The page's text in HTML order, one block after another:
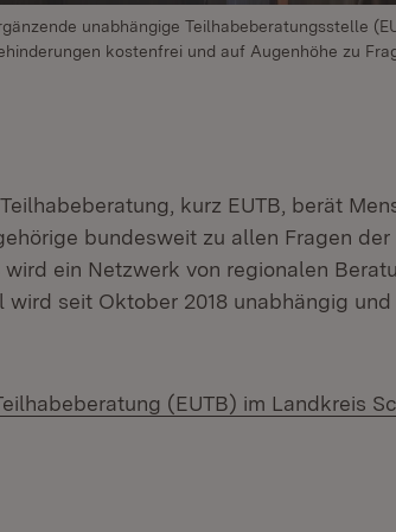
unabhängige Teilhabeberatungsstelle
kostenfrei und auf Augenhöhe zu
kurz EUTB, berät
bundesweit zu allen Fragen
wird ein Netzwerk von regionalen
seit Oktober 2018 unabhängig
(EUTB) im Landkreis